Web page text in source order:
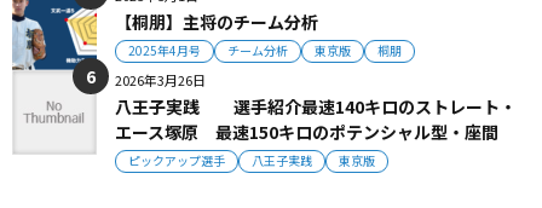
【桐朋】主将のチーム分析
2025年4月号 チーム分析 東京版 桐朋
2026年3月26日
八王子実践 選手紹介最速140キロのストレート・
エース塚原 最速150キロのポテンシャル型・座間
ピックアップ選手 八王子実践 東京版